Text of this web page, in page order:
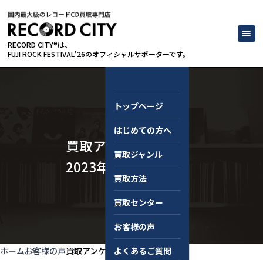
RECORD CITY®は、
FUJI ROCK FESTIVAL’26のオフィシャルサポーターです。
トップページ
はじめての方へ
買取ジャンル
買取方法
買取センター
お客様の声
よくあるご質問
買取アンケート｜
2023年10月
ホームお客様の声買取アンケート｜2023年10月